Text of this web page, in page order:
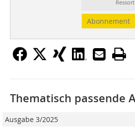
Abonnement
Thematisch passende
Ausgabe 3/2025